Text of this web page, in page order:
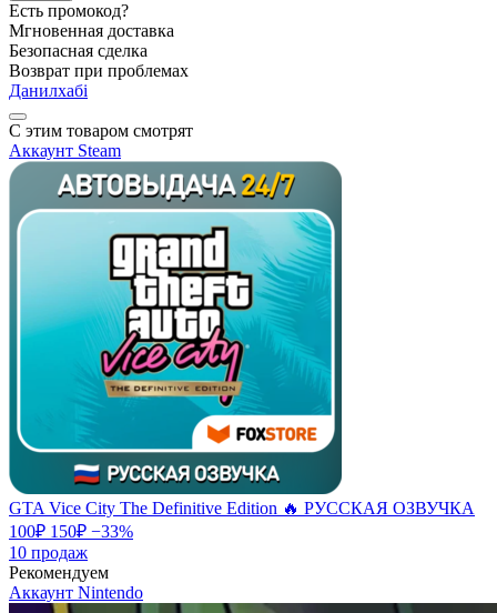
Есть промокод?
Мгновенная доставка
Безопасная сделка
Возврат при проблемах
Данилхабi
С этим товаром смотрят
Аккаунт Steam
GTA Vice City The Definitive Edition 🔥 РУССКАЯ ОЗВУЧКА
100₽ 150₽ −33%
10 продаж
Рекомендуем
Аккаунт Nintendo